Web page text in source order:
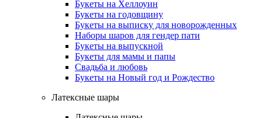
Букеты на Хеллоуин
Букеты на годовщину
Букеты на выписку для новорожденных
Наборы шаров для гендер пати
Букеты на выпускной
Букеты для мамы и папы
Свадьба и любовь
Букеты на Новый год и Рождество
Латексные шары